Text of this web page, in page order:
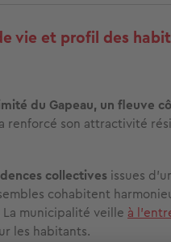
vie et profil des
du Gapeau, un fleuve
son attractivité
collectives issues
cohabitent
La municipalité veille à
les habitants.